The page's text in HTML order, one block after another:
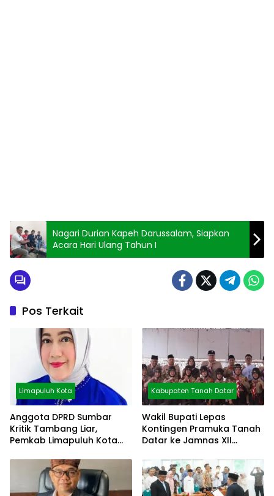
Nagari Durian Kapeh Darussalam, Siapkan
Acara Hari Ulang Tahun I
Pos Terkait
Limapuluh Kota
Anggota DPRD Sumbar
Kritik Tambang Liar,
Pemkab Limapuluh Kota
Kabupaten Tanah Datar
Wakil Bupati Lepas
Kontingen Pramuka Tanah
Datar ke Jamnas XII